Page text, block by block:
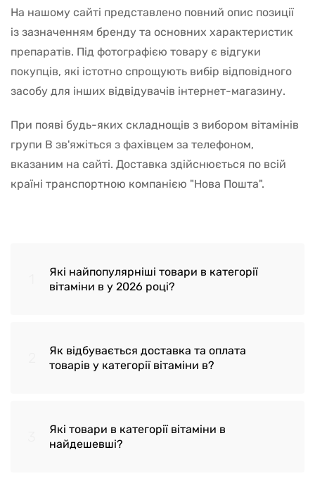
На нашому сайті представлено повний опис позиції
із зазначенням бренду та основних характеристик
препаратів. Під фотографією товару є відгуки
покупців, які істотно спрощують вибір відповідного
засобу для інших відвідувачів інтернет-магазину.
При появі будь-яких складнощів з вибором вітамінів
групи B зв'яжіться з фахівцем за телефоном,
вказаним на сайті. Доставка здійснюється по всій
країні транспортною компанією "Нова Пошта".
Які найпопулярніші товари в категорії
вітаміни в у 2026 році?
Міо-інозитол Myo-Inositol Biotus 120
BioActive Complete B-Complex Life
Як відбувається доставка та оплата
товарів у категорії вітаміни в?
Доставка здійснюється по Україні,
Які товари в категорії вітаміни в
найдешевші?